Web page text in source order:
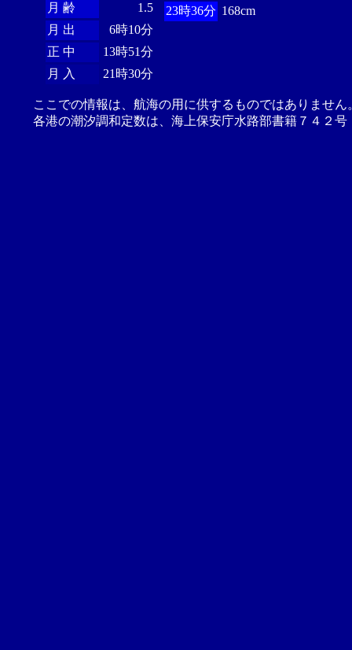
月 齢
1.5
月 出
6時10分
正 中
13時51分
月 入
21時30分
23時36分 168cm
ここでの情報は、航海の用に供するものではありませ
各港の潮汐調和定数は、海上保安庁水路部書籍７４２